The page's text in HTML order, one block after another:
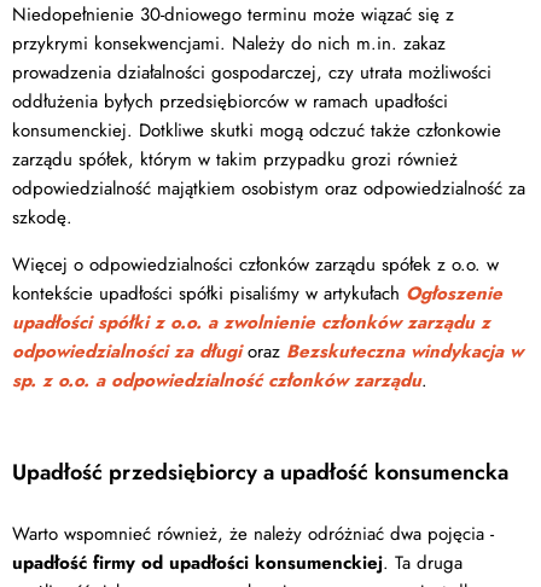
Niedopełnienie 30-dniowego terminu może wiązać się z
przykrymi konsekwencjami. Należy do nich m.in. zakaz
prowadzenia działalności gospodarczej, czy utrata możliwości
oddłużenia byłych przedsiębiorców w ramach upadłości
konsumenckiej. Dotkliwe skutki mogą odczuć także członkowie
zarządu spółek, którym w takim przypadku grozi również
odpowiedzialność majątkiem osobistym oraz odpowiedzialność za
szkodę.
Więcej o odpowiedzialności członków zarządu spółek z o.o. w
kontekście upadłości spółki pisaliśmy w artykułach Ogłoszenie
upadłości spółki z o.o. a zwolnienie członków zarządu z
odpowiedzialności za długioraz Bezskuteczna windykacja w
sp. z o.o. a odpowiedzialność członków zarządu.
Upadłość przedsiębiorcy a upadłość konsumencka
Warto wspomnieć również, że należy odróżniać dwa pojęcia -
upadłość firmy od upadłości konsumenckiej. Ta druga